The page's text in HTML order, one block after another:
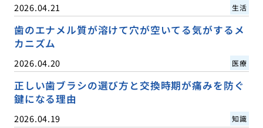
2026.04.21 生活
歯のエナメル質が溶けて穴が空いてる気がするメ
カニズム
2026.04.20 医療
正しい歯ブラシの選び方と交換時期が痛みを防ぐ
鍵になる理由
2026.04.19 知識